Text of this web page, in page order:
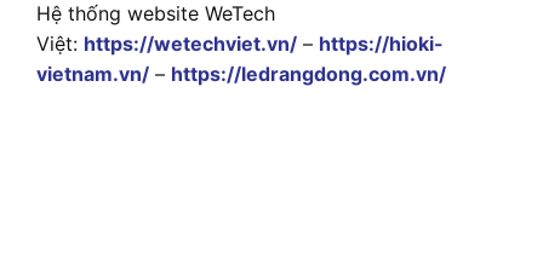
Hệ thống website WeTech
Việt: https://wetechviet.vn/ – https://hioki-
vietnam.vn/ – https://ledrangdong.com.vn/